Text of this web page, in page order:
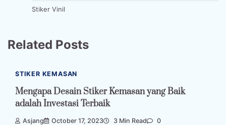
Stiker Vinil
Related Posts
STIKER KEMASAN
Mengapa Desain Stiker Kemasan yang Baik
adalah Investasi Terbaik
Asjang October 17, 2023 3 Min Read 0